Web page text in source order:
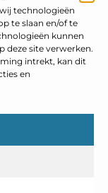
technologieën
te slaan en/of te
kunnen
deze site verwerken.
intrekt, kan dit
en
die je helpen
adviezen